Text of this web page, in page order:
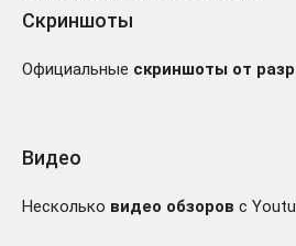
Скриншоты
Официальные скриншоты от
Видео
Несколько видео обзоров с